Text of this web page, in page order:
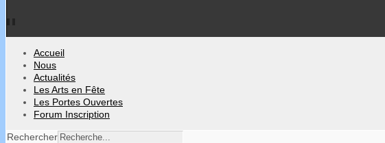
Accueil
Nous
Actualités
Les Arts en Fête
Les Portes Ouvertes
Forum Inscription
Rechercher